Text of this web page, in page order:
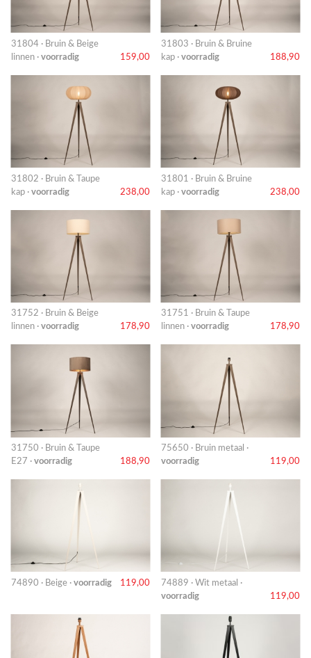
31804 · Bruin & Beige
linnen · voorradig 159,00
31803 · Bruin & Bruine
kap · voorradig 188,90
31802 · Bruin & Taupe
kap · voorradig 238,00
31801 · Bruin & Bruine
kap · voorradig 238,00
31752 · Bruin & Beige
linnen · voorradig 178,90
31751 · Bruin & Taupe
linnen · voorradig 178,90
31750 · Bruin & Taupe
E27 · voorradig 188,90
75650 · Bruin metaal ·
voorradig
119,00
74890 · Beige · voorradig 119,00
74889 · Wit metaal ·
voorradig
119,00